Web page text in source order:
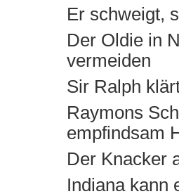
Er schweigt,
Der Oldie in
vermeiden
Sir Ralph
Raymons
empfindsam
Der Knacker
Indiana kann